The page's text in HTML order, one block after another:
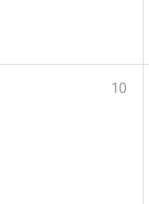
10